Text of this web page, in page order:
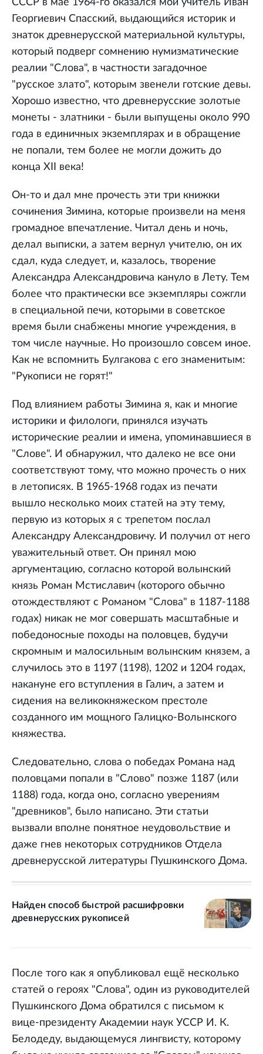
СССР в мае 1964-го оказался мой учитель Иван
Георгиевич Спасский, выдающийся историк и
знаток древнерусской материальной культуры,
который подверг сомнению нумизматические
реалии "Слова", в частности загадочное
"русское злато", которым звенели готские девы.
Хорошо известно, что древнерусские золотые
монеты - златники - были выпущены около 990
года в единичных экземплярах и в обращение
не попали, тем более не могли дожить до
конца XII века!
Он-то и дал мне прочесть эти три книжки
сочинения Зимина, которые произвели на меня
громадное впечатление. Читал день и ночь,
делал выписки, а затем вернул учителю, он их
сдал, куда следует, и, казалось, творение
Александра Александровича кануло в Лету. Тем
более что практически все экземпляры сожгли
в специальной печи, которыми в советское
время были снабжены многие учреждения, в
том числе научные. Но произошло совсем иное.
Как не вспомнить Булгакова с его знаменитым:
"Рукописи не горят!"
Под влиянием работы Зимина я, как и многие
историки и филологи, принялся изучать
исторические реалии и имена, упоминавшиеся в
"Слове". И обнаружил, что далеко не все они
соответствуют тому, что можно прочесть о них
в летописях. В 1965-1968 годах из печати
вышло несколько моих статей на эту тему,
первую из которых я с трепетом послал
Александру Александровичу. И получил от него
уважительный ответ. Он принял мою
аргументацию, согласно которой волынский
князь Роман Мстиславич (которого обычно
отождествляют с Романом "Слова" в 1187-1188
годах) никак не мог совершать масштабные и
победоносные походы на половцев, будучи
скромным и малосильным волынским князем, а
случилось это в 1197 (1198), 1202 и 1204 годах,
накануне его вступления в Галич, а затем и
сидения на великокняжеском престоле
созданного им мощного Галицко-Волынского
княжества.
Следовательно, слова о победах Романа над
половцами попали в "Слово" позже 1187 (или
1188) года, когда оно, согласно уверениям
"древников", было написано. Эти статьи
вызвали вполне понятное неудовольствие и
даже гнев некоторых сотрудников Отдела
древнерусской литературы Пушкинского Дома.
Найден способ быстрой расшифровки
древнерусских рукописей
После того как я опубликовал ещё несколько
статей о героях "Слова", один из руководителей
Пушкинского Дома обратился с письмом к
вице-президенту Академии наук УССР И. К.
Белодеду, выдающемуся лингвисту, которому